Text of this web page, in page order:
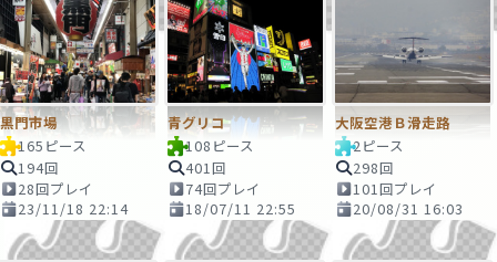
黒門市場
165ピース
194回
28回プレイ
23/11/18 22:14
青グリコ
108ピース
401回
74回プレイ
18/07/11 22:55
大阪空港Ｂ滑走路
2ピース
298回
101回プレイ
20/08/31 16:03